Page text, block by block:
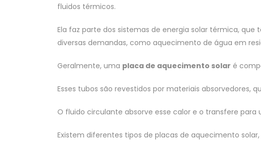
fluidos térmicos.
Ela faz parte dos sistemas de energia solar térmica,
diversas demandas, como aquecimento de água em
Geralmente, uma placa de aquecimento solar é
Esses tubos são revestidos por materiais absorvedores,
O fluido circulante absorve esse calor e o transfere
Existem diferentes tipos de placas de aquecimento